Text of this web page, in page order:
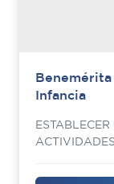
Infancia